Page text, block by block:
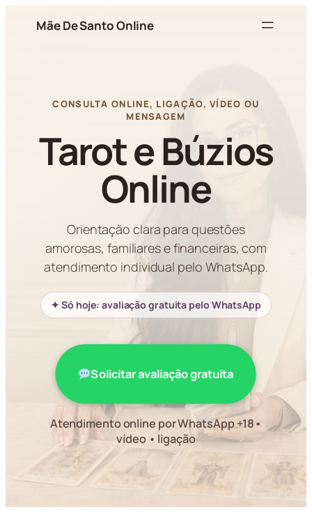
Mãe De Santo Online
CONSULTA ONLINE, LIGAÇÃO, VÍDEO OU
MENSAGEM
Tarot e Búzios
Online
Orientação clara para questões
amorosas, familiares e financeiras, com
atendimento individual pelo WhatsApp.
✦ Só hoje: avaliação gratuita pelo WhatsApp
Solicitar avaliação gratuita
Atendimento online por WhatsApp +18•
vídeo • ligação